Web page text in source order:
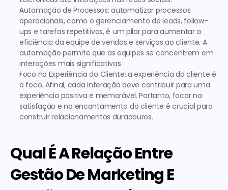
Automação de Processos: automatizar processos
operacionais, como o gerenciamento de leads, follow-
ups e tarefas repetitivas, é um pilar para aumentar a
eficiência da equipe de vendas e serviços ao cliente. A
automação permite que as equipes se concentrem em
interações mais significativas.
Foco na Experiência do Cliente: a experiência do cliente é
o foco. Afinal, cada interação deve contribuir para uma
experiência positiva e memorável. Portanto, focar na
satisfação e no encantamento do cliente é crucial para
construir relacionamentos duradouros.
Qual É A Relação Entre
Gestão De Marketing E